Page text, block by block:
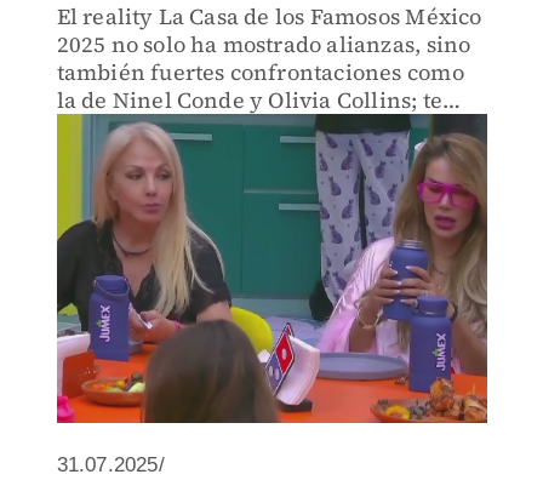
El reality La Casa de los Famosos México
2025 no solo ha mostrado alianzas, sino
también fuertes confrontaciones como
la de Ninel Conde y Olivia Collins; te
decimos por qué se nominaron
31.07.2025/